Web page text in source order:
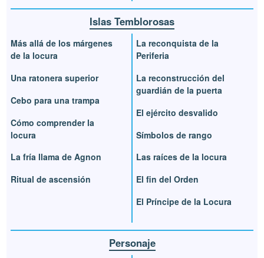
Islas Temblorosas
Más allá de los márgenes
de la locura
Una ratonera superior
Cebo para una trampa
Cómo comprender la
locura
La fría llama de Agnon
Ritual de ascensión
La reconquista de la
Periferia
La reconstrucción del
guardián de la puerta
El ejército desvalido
Símbolos de rango
Las raíces de la locura
El fin del Orden
El Príncipe de la Locura
Personaje